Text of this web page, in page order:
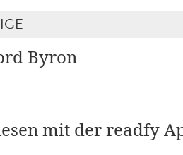
Byron
mit der readfy